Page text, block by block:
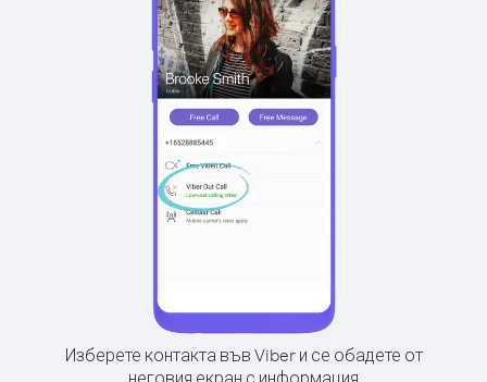
Изберете контакта във Viber и се обадете от
неговия екран с информация